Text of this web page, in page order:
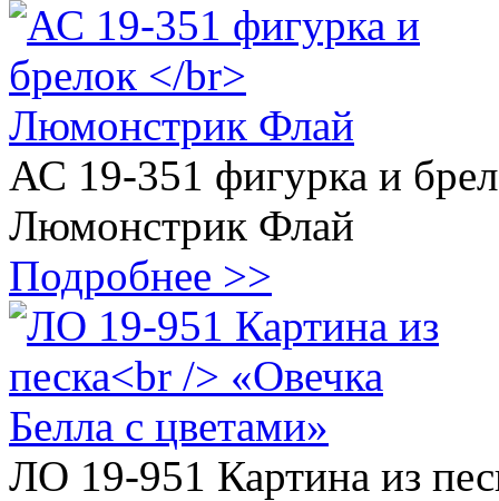
АС 19-351 фигурка и
Люмонстрик Флай
Подробнее >>
ЛО 19-951 Картина из